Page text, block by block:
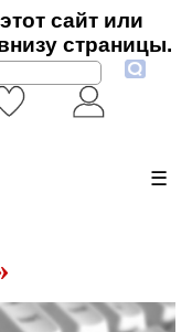
сайт или
страницы.
☰